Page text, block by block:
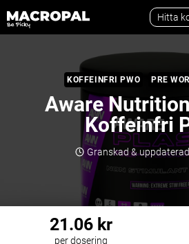
to
content
Hitta
KOFFEINFRI PWO PRE
Aware
Koffeinfri
Granskad &
21.06 kr
per dosering